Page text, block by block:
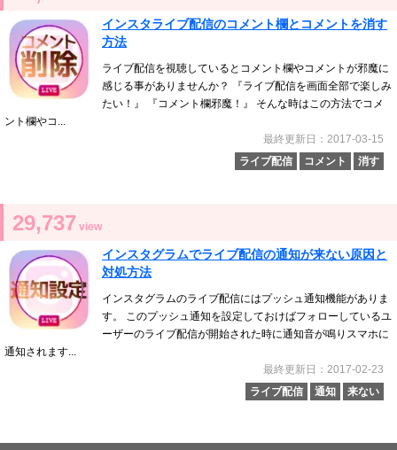
インスタライブ配信のコメント欄とコメントを消す
方法
ライブ配信を視聴しているとコメント欄やコメントが邪魔に
感じる事がありませんか？ 『ライブ配信を画面全部で楽しみ
たい！』 『コメント欄邪魔！』 そんな時はこの方法でコメ
ント欄やコ...
最終更新日：2017-03-15
ライブ配信
コメント 消す
29,737 view
インスタグラムでライブ配信の通知が来ない原因と
対処方法
インスタグラムのライブ配信にはプッシュ通知機能がありま
す。 このプッシュ通知を設定しておけばフォローしているユ
ーザーのライブ配信が開始された時に通知音が鳴りスマホに
通知されます...
最終更新日：2017-02-23
ライブ配信
通知 来ない